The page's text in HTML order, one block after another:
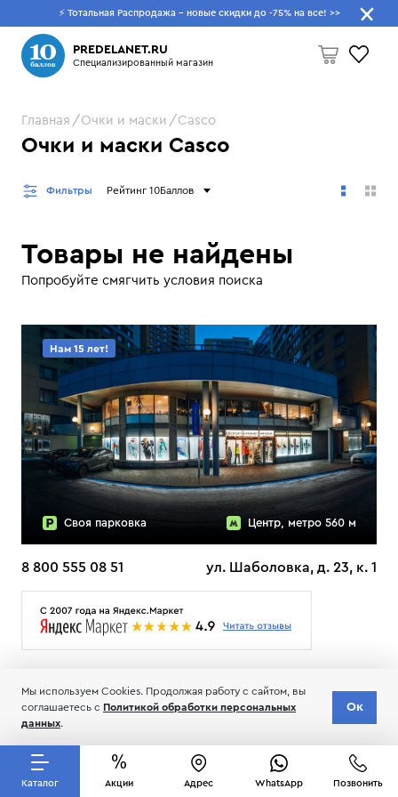
⚡ Тотальная Распродажа - новые скидки до -75% на все! >>
PREDELANET.RU
Специализированный магазин
Пусто
Что будем искать?
Главная Очки и маски Casco
Очки и маски Casco
Фильтры Рейтинг 10Баллов
Товары не найдены
Попробуйте смягчить условия поиска
Нам 15 лет!
Своя парковка Центр, метро 560 м
8 800 555 08 51 ул. Шаболовка, д. 23, к. 1
Каталог Акции Адрес WhatsApp Позвонить
Мы используем Cookies. Продолжая работу с сайтом, вы
соглашаетесь с Политикой обработки персональных
данных.
Ок